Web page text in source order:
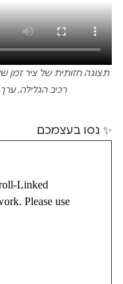
תצוגה חזותית של ציר זמן
רכיב הגלילה, ערך
✨ נסו בעצמכם